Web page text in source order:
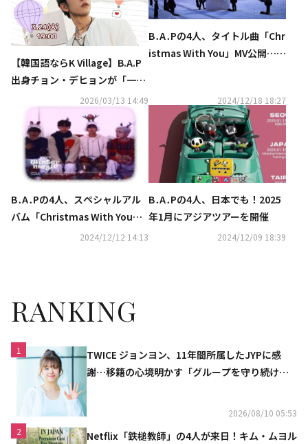
【韓国語ならK Village】B.A.P
出身チョン・デヒョンが「一日
韓国語講師」に！100名限定の
特別韓国語レッスンを原宿で開
2026/03/13 14:49
B․A․Pの4人、タイトル曲「Chr
istmas With You」MV公開…可
2024/12/18 18:27
B․A․Pの4人、スペシャルアル
バム「Christmas With You」
の予告映像を公開2024/12/12 14:13
B․A․Pの4人、日本でも！2025
年1月にアジアツアーを開催
2024/12/09 18:39
RANKING
1
TWICE ジョンヨン、11年間所属したJYPに感
謝…移籍の心境明かす「グループを守り続け
2026/08/10 05:53
2
Netflix「鉄槌教師」の4人が来日！キム・ムヨル